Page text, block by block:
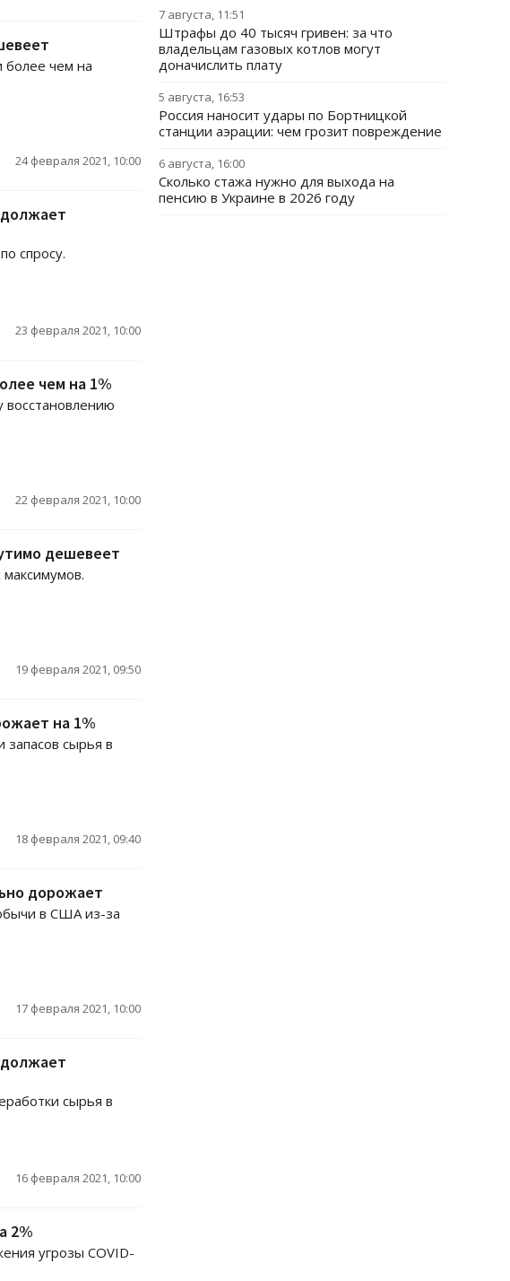
чем на
24 февраля 2021, 10:00
спросу.
23 февраля 2021, 10:00
чем на 1%
восстановлению
22 февраля 2021, 10:00
дешевеет
19 февраля 2021, 09:50
на 1%
сырья в
18 февраля 2021, 09:40
дорожает
в США из-за
17 февраля 2021, 10:00
сырья в
16 февраля 2021, 10:00
2%
угрозы COVID-
7 августа, 11:51
Штрафы до 40 тысяч гривен: за что
владельцам газовых котлов могут
доначислить плату
5 августа, 16:53
Россия наносит удары по Бортницкой
станции аэрации: чем грозит повреждение
6 августа, 16:00
Сколько стажа нужно для выхода на
пенсию в Украине в 2026 году